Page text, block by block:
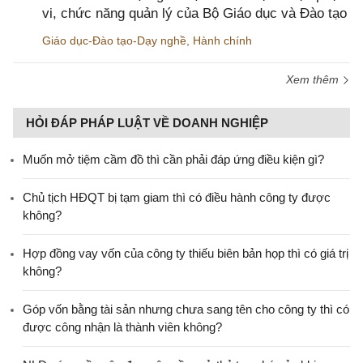
vi, chức năng quản lý của Bộ Giáo dục và Đào tạo
Giáo dục-Đào tạo-Dạy nghề Hành chính
Xem thêm
HỎI ĐÁP PHÁP LUẬT VỀ DOANH NGHIỆP
Muốn mở tiệm cầm đồ thì cần phải đáp ứng điều kiện gì?
Chủ tịch HĐQT bị tạm giam thì có điều hành công ty được
không?
Hợp đồng vay vốn của công ty thiếu biên bản họp thì có giá trị
không?
Góp vốn bằng tài sản nhưng chưa sang tên cho công ty thì có
được công nhận là thành viên không?